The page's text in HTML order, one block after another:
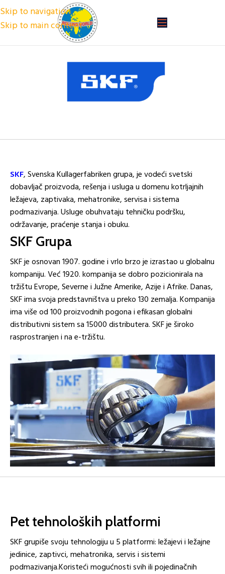
Skip to navigation
Skip to main content
SKF, Svenska Kullagerfabriken grupa, je vodeći svetski
dobavljač proizvoda, rešenja i usluga u domenu kotrljajnih
ležajeva, zaptivaka, mehatronike, servisa i sistema
podmazivanja. Usluge obuhvataju tehničku podršku,
održavanje, praćenje stanja i obuku.
SKF Grupa
SKF je osnovan 1907. godine i vrlo brzo je izrastao u globalnu
kompaniju. Već 1920. kompanija se dobro pozicionirala na
tržištu Evrope, Severne i Južne Amerike, Azije i Afrike. Danas,
SKF ima svoja predstavništva u preko 130 zemalja. Kompanija
ima više od 100 proizvodnih pogona i efikasan globalni
distributivni sistem sa 15000 distributera. SKF je široko
rasprostranjen i na e-tržištu.
Pet tehnoloških platformi
SKF grupiše svoju tehnologiju u 5 platformi: ležajevi i ležajne
jedinice, zaptivci, mehatronika, servis i sistemi
podmazivanja.Koristeći mogućnosti svih ili pojedinačnih